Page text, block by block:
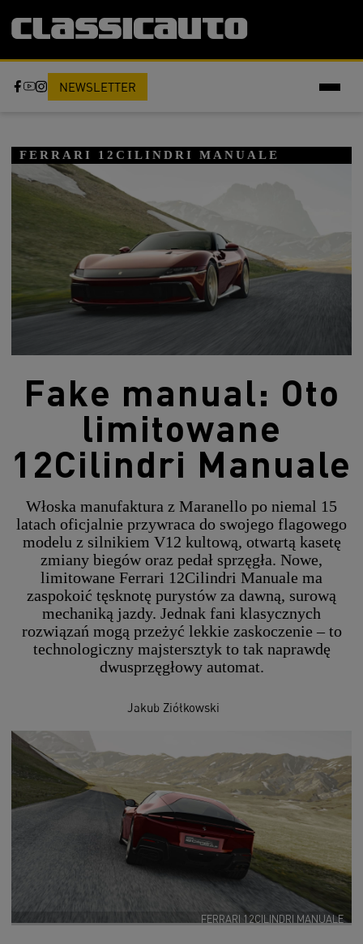
NEWSLETTER
FERRARI 12CILINDRI MANUALE
Fake manual: Oto
limitowane
12Cilindri Manuale
Włoska manufaktura z Maranello po niemal 15
latach oficjalnie przywraca do swojego flagowego
modelu z silnikiem V12 kultową, otwartą kasetę
zmiany biegów oraz pedał sprzęgła. Nowe,
limitowane Ferrari 12Cilindri Manuale ma
zaspokoić tęsknotę purystów za dawną, surową
mechaniką jazdy. Jednak fani klasycznych
rozwiązań mogą przeżyć lekkie zaskoczenie – to
technologiczny majstersztyk to tak naprawdę
dwusprzęgłowy automat.
Jakub Ziółkowski
FERRARI 12CILINDRI MANUALE